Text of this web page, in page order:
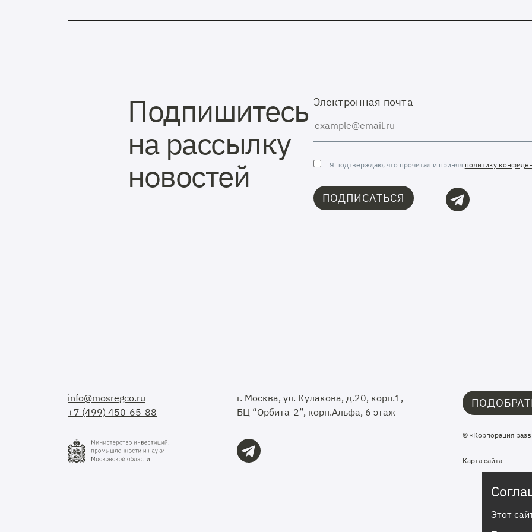
Подпишитесь
на рассылку
новостей
Электронная почта
Я подтверждаю, что прочитал и принял политику
ПОДПИСАТЬСЯ
info@mosregco.ru
+7 (499) 450-65-88
г. Москва, ул. Кулакова, д.20, корп.1,
БЦ “Орбита-2”, корп.Альфа, 6 этаж
© «Корпорация
Карта сайта
Этот